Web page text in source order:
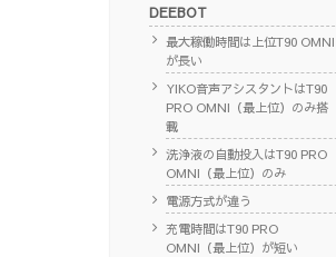
DEEBOT
最大稼働時間は上位T90 OMNI
が長い
YIKO音声アシスタントはT90
PRO OMNI（最上位）のみ搭
載
洗浄液の自動投入はT90 PRO
OMNI（最上位）のみ
電源方式が違う
充電時間はT90 PRO
OMNI（最上位）が短い